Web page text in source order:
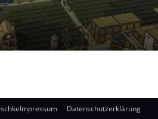
Impressum Datenschutzerklärung